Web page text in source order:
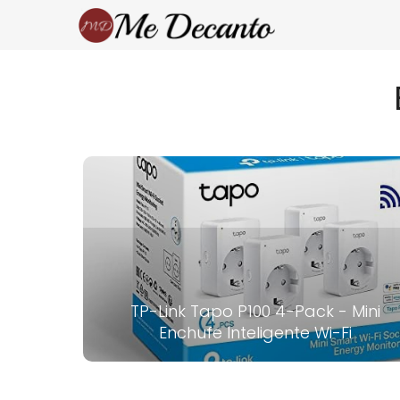
TP-Link Tapo P100 4-Pack - Mini
Enchufe Inteligente Wi-Fi